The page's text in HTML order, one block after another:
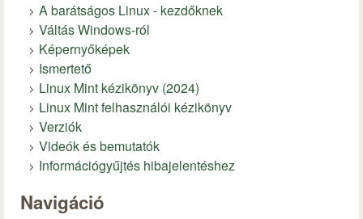
A barátságos Linux - kezdőknek
Váltás Windows-ról
Képernyőképek
Ismertető
Linux Mint kézikönyv (2024)
Linux Mint felhasználói kézikönyv
Verziók
Videók és bemutatók
Információgyűjtés hibajelentéshez
Navigáció